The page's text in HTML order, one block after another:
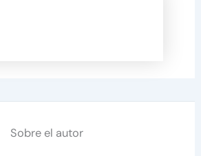
Sobre el autor